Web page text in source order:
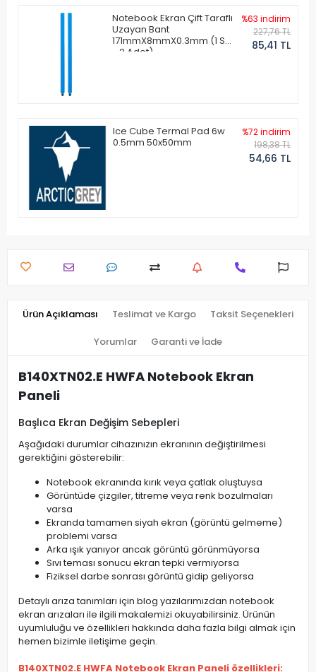
Notebook Ekran Çift Taraflı
Uzayan Bant
171mmX8mmX0.3mm (1 Set
- 2 Adet)
%63 indirim
227,76 TL
85,41 TL
Ice Cube Termal Pad 6w
0.5mm 50x50mm
%72 indirim
198,38 TL
54,66 TL
Ürün Açıklaması Teslimat ve Kargo Taksit Seçenekleri
Yorumlar Garanti ve İade
B140XTN02.E HWFA Notebook Ekran
Paneli
Başlıca Ekran Değişim Sebepleri
Aşağıdaki durumlar cihazınızın ekranının değiştirilmesi
gerektiğini gösterebilir:
Notebook ekranında kırık veya çatlak oluştuysa
Görüntüde çizgiler, titreme veya renk bozulmaları
varsa
Ekranda tamamen siyah ekran (görüntü gelmeme)
problemi varsa
Arka ışık yanıyor ancak görüntü görünmüyorsa
Sıvı teması sonucu ekran tepki vermiyorsa
Fiziksel darbe sonrası görüntü gidip geliyorsa
Detaylı arıza tanımları için blog yazılarımızdan notebook
ekran arızaları ile ilgili makalemizi okuyabilirsiniz. Ürünün
uyumluluğu ve özellikleri hakkında daha fazla bilgi almak için
hemen bizimle iletişime geçin.
B140XTN02.E HWFA Notebook Ekran Paneli özellikleri: